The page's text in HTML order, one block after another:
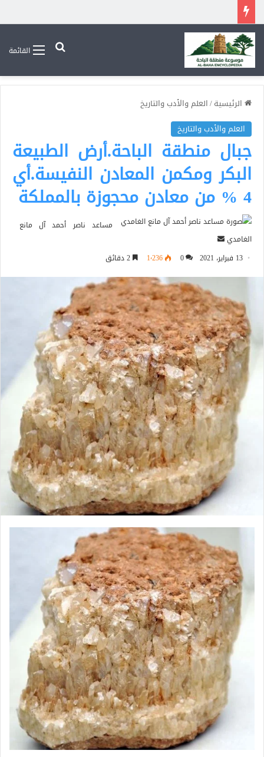
القائمةبحث عن
الرئيسية/العلم والأدب والتاريخ
العلم والأدب والتاريخ
جبال منطقة الباحة.أرض الطبيعة
البكر ومكمن المعادن النفيسة.أي
4 % من معادن محجوزة بالمملكة
مساعد ناصر أحمد آل مانع
الغامدي
أرسل
بريدا
13 فبراير، 2021 0 1٬236